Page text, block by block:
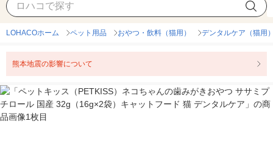
LOHACOホーム ペット用品 おやつ・飲料（猫用） デンタルケア（猫用
熊本地震の影響について